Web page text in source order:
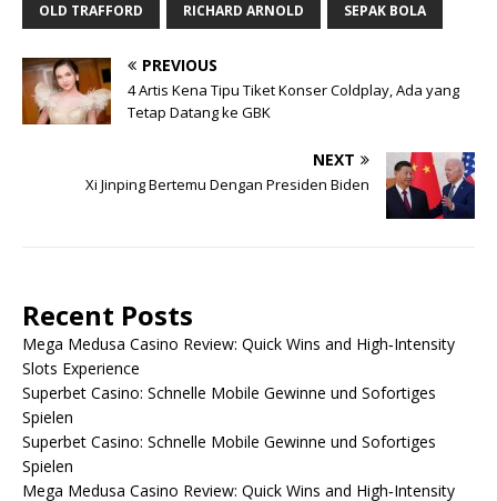
OLD TRAFFORD RICHARD ARNOLD SEPAK BOLA
PREVIOUS
4 Artis Kena Tipu Tiket Konser Coldplay, Ada yang
Tetap Datang ke GBK
NEXT
Xi Jinping Bertemu Dengan Presiden Biden
Recent Posts
Mega Medusa Casino Review: Quick Wins and High‑Intensity
Slots Experience
Superbet Casino: Schnelle Mobile Gewinne und Sofortiges
Spielen
Superbet Casino: Schnelle Mobile Gewinne und Sofortiges
Spielen
Mega Medusa Casino Review: Quick Wins and High‑Intensity